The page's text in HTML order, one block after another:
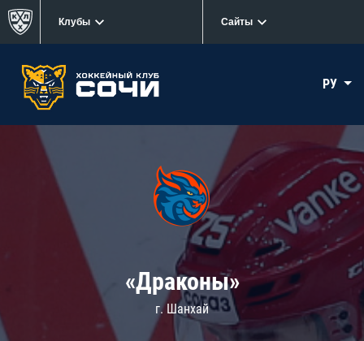
Клубы Сайты
РУ
«Драконы»
г. Шанхай